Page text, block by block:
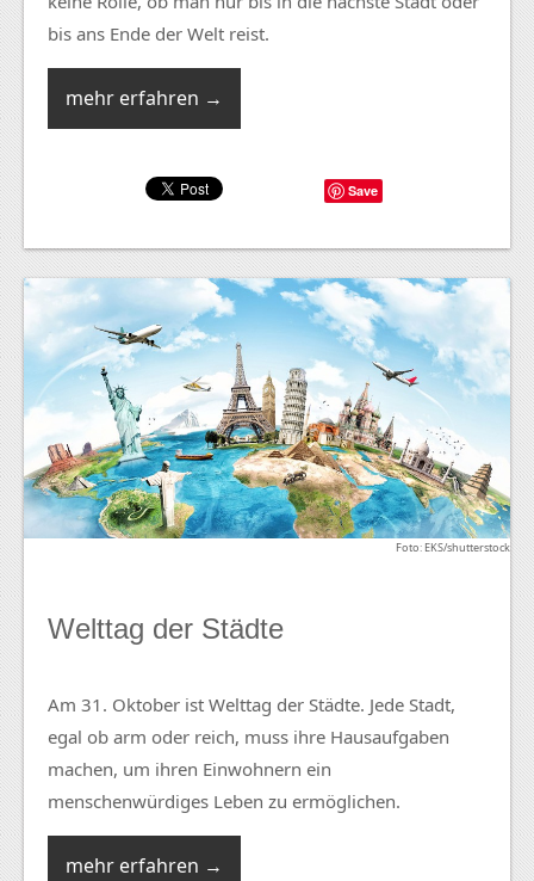
bis ans Ende der Welt reist.
mehr erfahren →
Save
Foto: EKS/shutterstock
Welttag der Städte
Am 31. Oktober ist Welttag der Städte. Jede Stadt,
egal ob arm oder reich, muss ihre Hausaufgaben
machen, um ihren Einwohnern ein
menschenwürdiges Leben zu ermöglichen.
mehr erfahren →